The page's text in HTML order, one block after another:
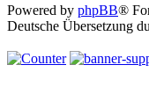
Powered by phpBB®
Deutsche Übersetzung